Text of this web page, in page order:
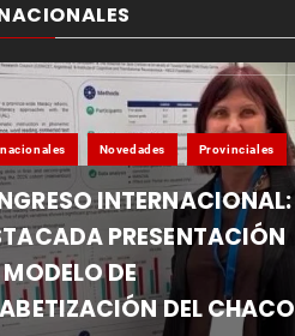
Novedades Provinciales
INTERNACIONAL:
PRESENTACIÓN
MODELO DE
DEL CHACO